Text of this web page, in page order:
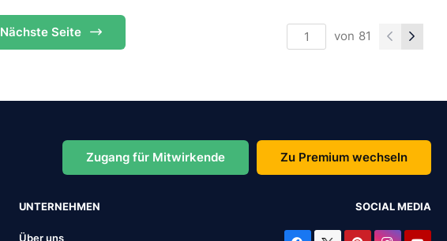
Nächste Seite von 81
Zugang für Mitwirkende Zu Premium wechseln
UNTERNEHMEN
Über uns
SOCIAL MEDIA